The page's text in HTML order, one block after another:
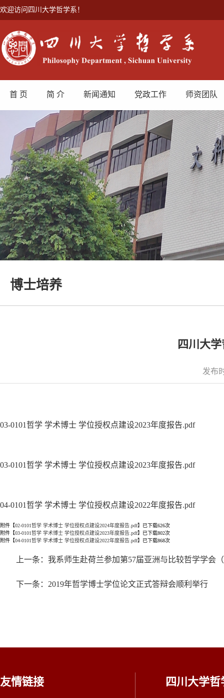
欢迎访问四川大学哲学系！
首 页 简 介 新闻通知 党政工作 师资团队
博士培养
四川大
发布
03-0101哲学 学术博士 学位授权点建设2023年度报告.pdf
03-0101哲学 学术博士 学位授权点建设2023年度报告.pdf
04-0101哲学 学术博士 学位授权点建设2022年度报告.pdf
附件【02-0101哲学 学术博士 学位授权点建设2024年度报告.pdf】已下载626次
附件【03-0101哲学 学术博士 学位授权点建设2023年度报告.pdf】已下载802次
附件【04-0101哲学 学术博士 学位授权点建设2022年度报告.pdf】已下载868次
上一条：我系师生赴荷兰参加第57届亚洲与比较哲学学会
下一条：2019年哲学博士学位论文正式答辩会顺利举行
友情链接 四川大学哲